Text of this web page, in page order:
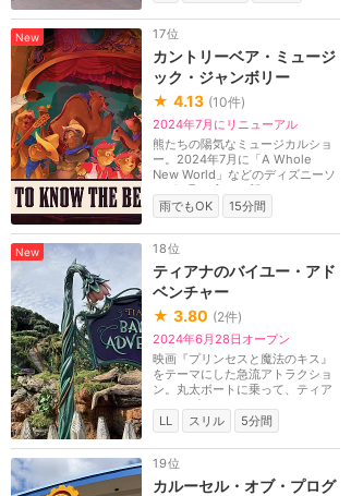
New 17位
カントリーベア・ミュージ
ック・ジャンボリー
★ 4.13 (10件)
2024年7月にリニューアル
熊たちの陽気なミュージカルショ
ー。2024年7月に「A Whole
New World」などのディズニーソ
ングを取り入れた新バー...
雨でもOK
15分間
New 18位
ティアナのバイユー・アド
ベンチャー
★ 3.80 (2件)
2024年6月28日オープン
映画『プリンセスと魔法のキス』
をテーマにした急流アトラクショ
ン。丸太ボートに乗って、ティア
ナ、ナビーン、ワ...
LL
スリル 5分間
19位
カルーセル・オブ・プログ